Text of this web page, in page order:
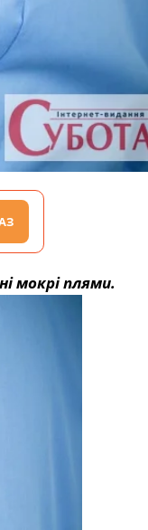
мокрі плями.